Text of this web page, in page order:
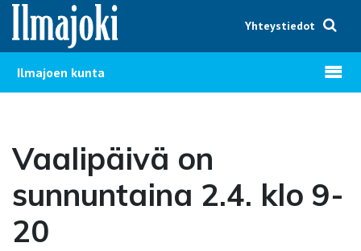
Hyppää sisältöön
Yhteystiedot
Ilmajoen kunta Avaa
Vaalipäivä on
sunnuntaina 2.4. klo 9-
20